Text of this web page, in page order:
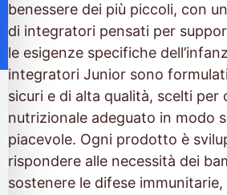
benessere dei più piccoli, con
di integratori pensati per
le esigenze specifiche
integratori Junior sono
sicuri e di alta qualità, scelti
nutrizionale adeguato in modo
piacevole. Ogni prodotto è
rispondere alle necessità dei
sostenere le difese immunitarie,
per disabilità visive
sicuro per crisi